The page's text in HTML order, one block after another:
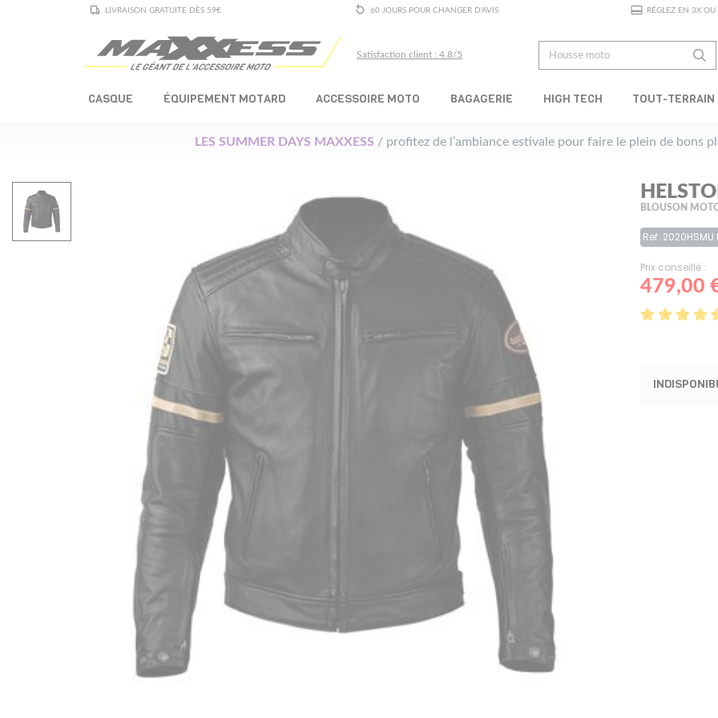
LIVRAISON GRATUITE DÈS 59€ 60 JOURS POUR CHANGER D'AVIS RÉGLEZ EN 3X
Satisfaction client : 4.8/5
CASQUE ÉQUIPEMENT MOTARD ACCESSOIRE MOTO BAGAGERIE HIGH TECH TOUT-TERRAIN
LES SUMMER DAYS MAXXESS / profitez de l’ambiance estivale pour faire le plein de bons
BLOUSON
Ref: 2020HSMU
Prix conseillé :
479,00